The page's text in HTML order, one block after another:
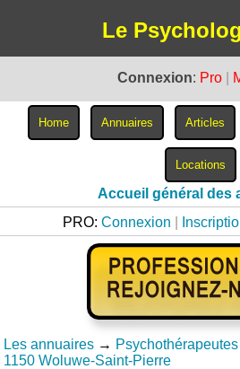
Le
Connexion: Pro
Accueil général des
PRO: Connexion
Les annuaires → Psychothérapeutes
1150 Woluwe-Saint-Pierre